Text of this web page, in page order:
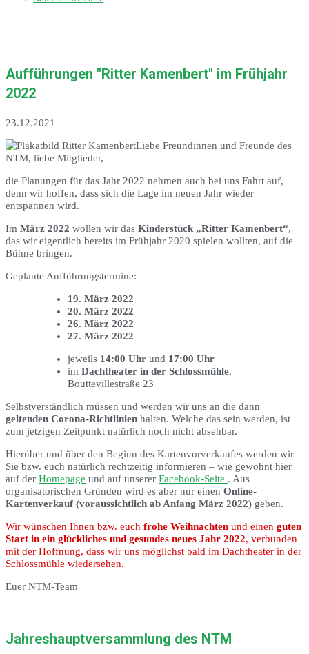
Aufführungen "Ritter Kamenbert" im Frühjahr
2022
23.12.2021
Liebe Freundinnen und Freunde des
NTM, liebe Mitglieder,
die Planungen für das Jahr 2022 nehmen auch bei uns Fahrt auf,
denn wir hoffen, dass sich die Lage im neuen Jahr wieder
entspannen wird.
Im März 2022 wollen wir das Kinderstück „Ritter Kamenbert“,
das wir eigentlich bereits im Frühjahr 2020 spielen wollten, auf die
Bühne bringen.
Geplante Aufführungstermine:
19. März 2022
20. März 2022
26. März 2022
27. März 2022
jeweils 14:00 Uhr und 17:00 Uhr
im Dachtheater in der Schlossmühle,
Bouttevillestraße 23
Selbstverständlich müssen und werden wir uns an die dann
geltenden Corona-Richtlinien halten. Welche das sein werden, ist
zum jetzigen Zeitpunkt natürlich noch nicht absehbar.
Hierüber und über den Beginn des Kartenvorverkaufes werden wir
Sie bzw. euch natürlich rechtzeitig informieren – wie gewohnt hier
auf der Homepage und auf unserer Facebook-Seite . Aus
organisatorischen Gründen wird es aber nur einen Online-
Kartenverkauf (voraussichtlich ab Anfang März 2022) geben.
Wir wünschen Ihnen bzw. euch frohe Weihnachten und einen guten
Start in ein glückliches und gesundes neues Jahr 2022, verbunden
mit der Hoffnung, dass wir uns möglichst bald im Dachtheater in der
Schlossmühle wiedersehen.
Euer NTM-Team
Jahreshauptversammlung des NTM